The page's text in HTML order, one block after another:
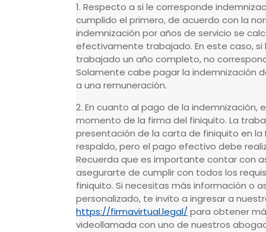
1. Respecto a si le corresponde
cumplido el primero, de acuerdo con la
indemnización por años de servicio se
efectivamente trabajado. En este caso, si
trabajado un año completo, no
Solamente cabe pagar la indemnización
a una remuneración.
2. En cuanto al pago de la
momento de la firma del finiquito. La
presentación de la carta de finiquito en la
respaldo, pero el pago efectivo debe
Recuerda que es importante contar con
asegurarte de cumplir con todos los
finiquito. Si necesitas más información o
personalizado, te invito a ingresar a
https://firmavirtual.legal/ para obtener
videollamada con uno de nuestros